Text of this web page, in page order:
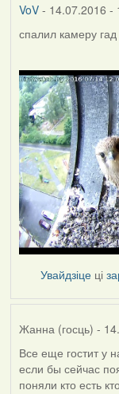
VoV- 14.07.2016 -
спалил камеру гад
Увайдзіце ці
Жанна (госць) -
Все еще гостит у
если бы сейчас
поняли кто есть